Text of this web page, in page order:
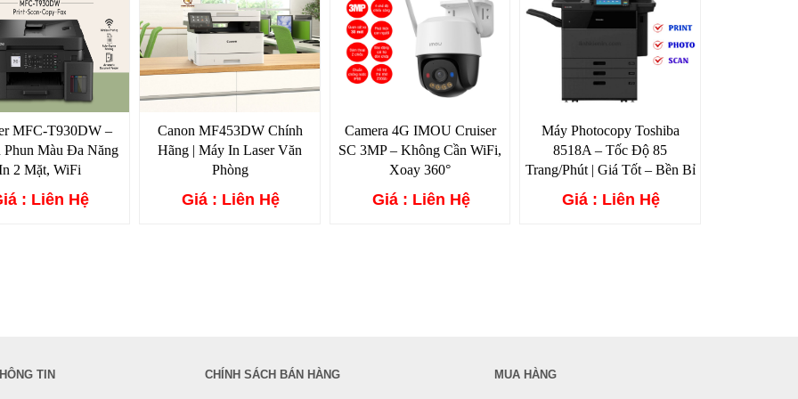
MFC-T930DW –
Phun Màu Đa Năng
2 Mặt, WiFi
: Liên Hệ
Canon MF453DW Chính
Hãng | Máy In Laser Văn
Phòng
Giá : Liên Hệ
Camera 4G IMOU Cruiser
SC 3MP – Không Cần WiFi,
Xoay 360°
Giá : Liên Hệ
Máy Photocopy Toshiba
8518A – Tốc Độ 85
Trang/Phút | Giá Tốt – Bền Bỉ
Giá : Liên Hệ
TIN CHÍNH SÁCH BÁN HÀNG MUA HÀNG